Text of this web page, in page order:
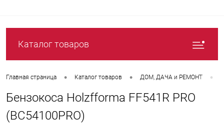
Каталог товаров
Главная страница • Каталог товаров • ДOM, ДАЧА и РЕМОНТ •
Бензокоса Holzfforma FF541R PRO
(BC54100PRO)